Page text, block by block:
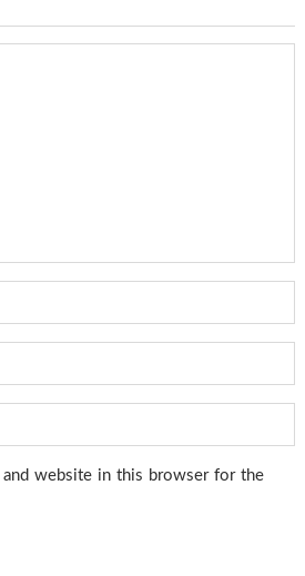
and website in this browser for the